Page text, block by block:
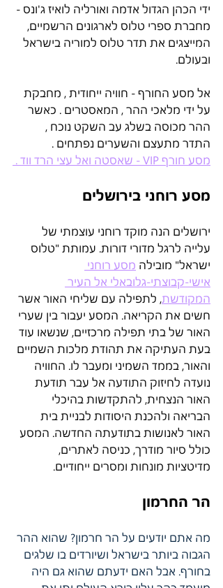
ידי הכהן הגדול אדמה ואורליה לואיז ג'ונס -
מחברת ספרי טלוס לארגונים הרשמיים,
המייצגים את תדר טלוס למוריה בישראל
ובעולם.
אל מסע החורף - חוויה ייחודית , מחבקת
על ידי מלאכי ההר , המאסטרים . כאשר
ההר מכוסה בשלג עב השקט נוכח ,
התדר מתעצם והשערים נפתחים .
מסע חורף VIP - שאסטה ואל עצי הרד ווד .
מסע רוחני בירושלים
ירושלים הנה מוקד רוחני עוצמתי של
עלייה לרגל מדורי דורות. עמותת "טלוס
ישראל" מובילה מסע רוחני
אישי-קבוצתי-גלובאלי אל העיר
המקודשת, לתפילה עם שליחי האור אשר
חשים את הקריאה. המסע יעבור בין שערי
האור של בתי תפילה מרכזיים, שנשאו עוד
בעת העתיקה את תהודת מלכות השמיים
והאור, בממד השמיני ומעבר לו. החוויה
נועדה לחיזוק התודעה אל עבר תודעת
האור הנצחית, להתקדשות בהיכלי
הבריאה ולהכנת היסודות לבניית בית
האור לאנושות בתודעתה החדשה. המסע
כולל סיור מודרך, כניסה לאתרים,
מדיטציות מונחות ומסרים ייחודיים.
הר החרמון
מה אתם יודעים על הר חרמון? שהוא ההר
הגבוה ביותר בישראל ושיורדים בו שלגים
בחורף. אבל האם ידעתם שהוא גם היה